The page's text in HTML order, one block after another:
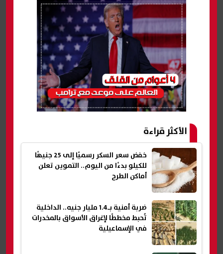
الأكثر قراءة
خفض سعر السكر رسميًا إلى 25 جنيهًا
للكيلو بدءًا من اليوم.. التموين تعلن
أماكن الطرح
ضربة أمنية بـ1.4 مليار جنيه.. الداخلية
تُحبط مخططًا لإغراق الأسواق بالمخدرات
في الإسماعيلية